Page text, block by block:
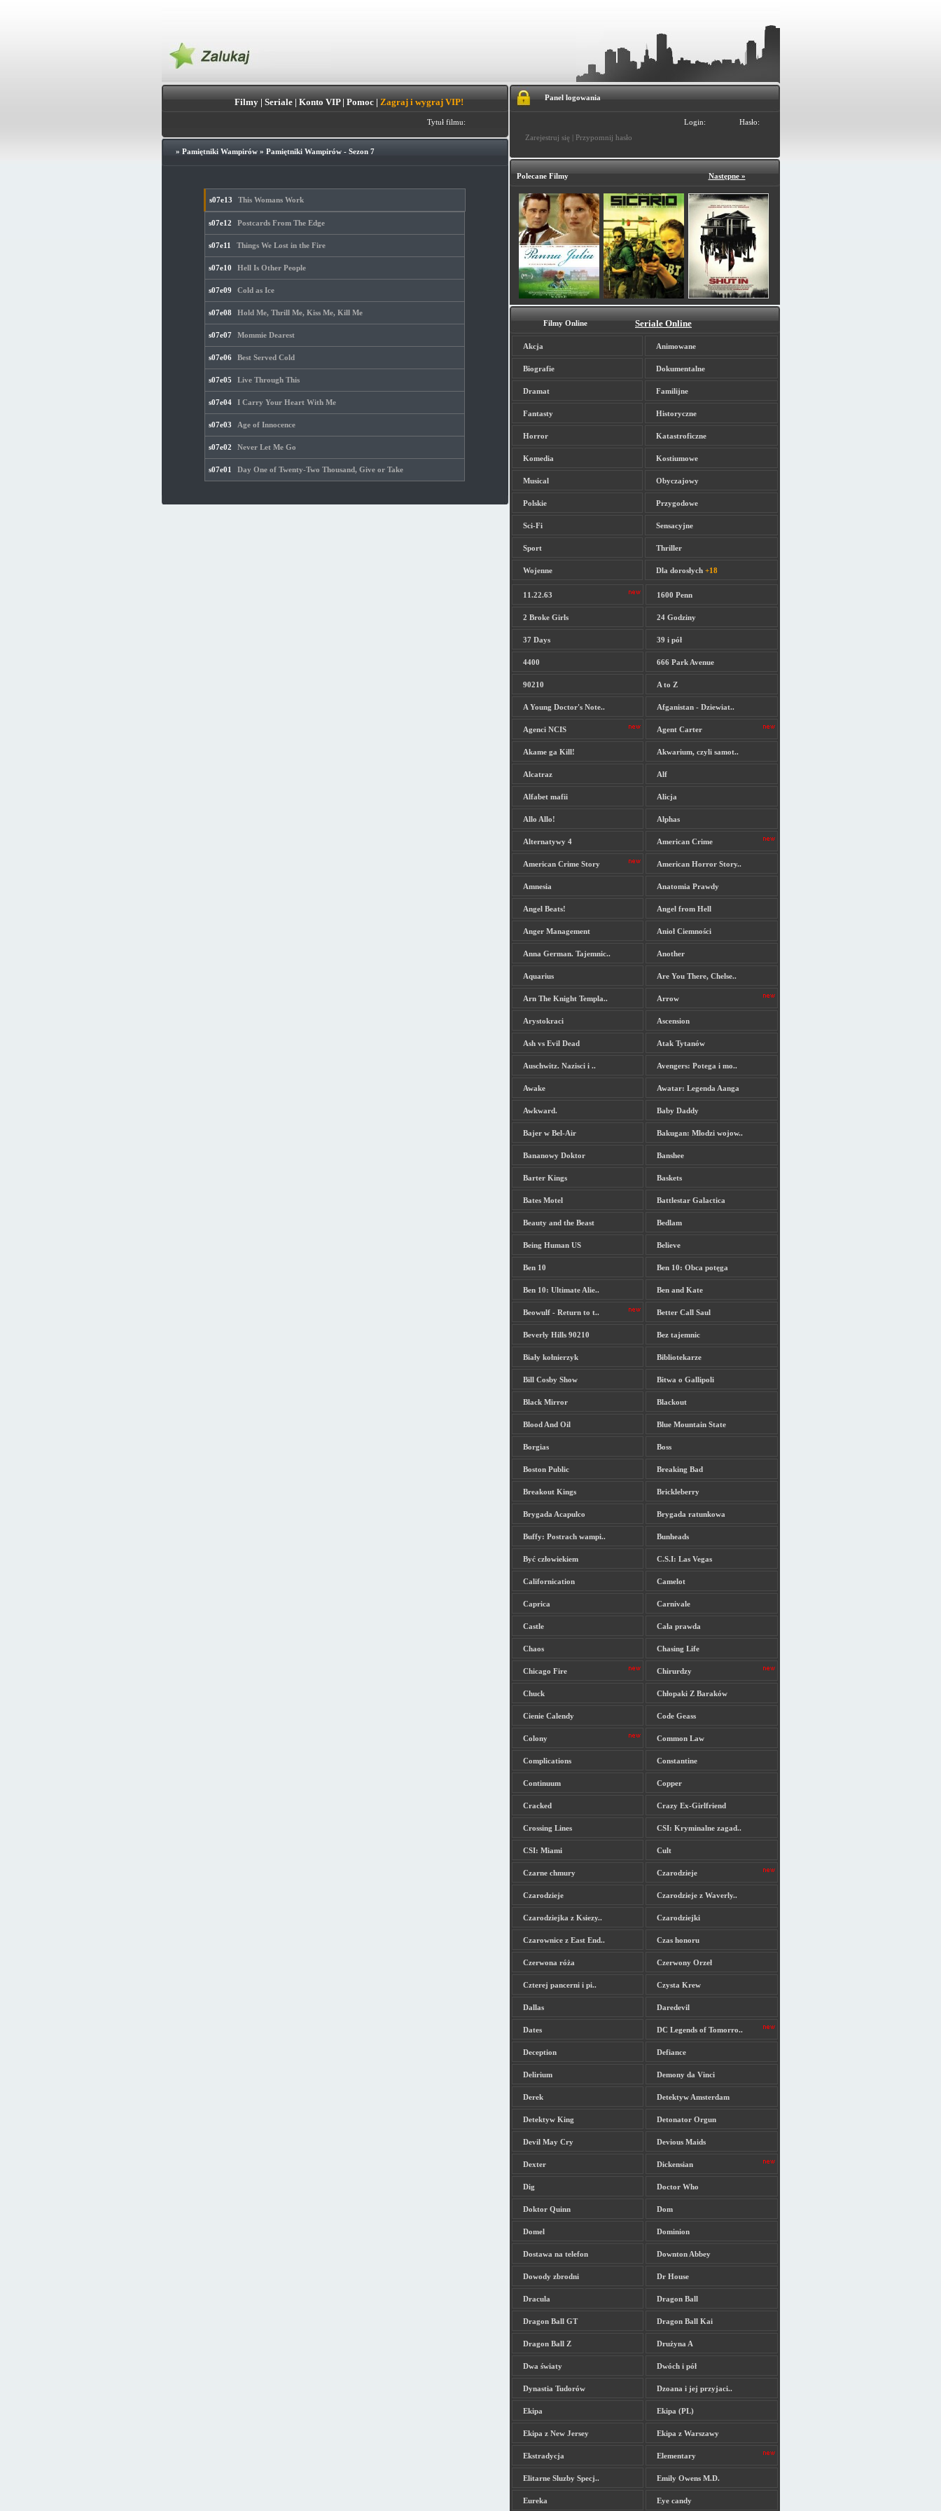
Filmy| Seriale| Konto VIP| Pomoc| Zagraj i wygraj VIP!
Tytuł filmu:
» Pamiętniki Wampirów» Pamiętniki Wampirów - Sezon 7
s07e13 This Womans Work
s07e12 Postcards From The Edge
s07e11 Things We Lost in the Fire
s07e10 Hell Is Other People
s07e09 Cold as Ice
s07e08 Hold Me, Thrill Me, Kiss Me, Kill Me
s07e07 Mommie Dearest
s07e06 Best Served Cold
s07e05 Live Through This
s07e04 I Carry Your Heart With Me
s07e03 Age of Innocence
s07e02 Never Let Me Go
s07e01 Day One of Twenty-Two Thousand, Give or Take
Panel logowania
Login:
Hasło:
Zarejestruj się | Przypomnij hasło
Polecane Filmy Następne »
Filmy Online Seriale Online
Akcja Animowane
Biografie Dokumentalne
Dramat Familijne
Fantasty Historyczne
Horror Katastroficzne
Komedia Kostiumowe
Musical Obyczajowy
Polskie Przygodowe
Sci-Fi Sensacyjne
Sport Thriller
Wojenne Dla dorosłych +18
11.22.63 1600 Penn
2 Broke Girls 24 Godziny
37 Days 39 i pół
4400 666 Park Avenue
90210 A to Z
A Young Doctor's Note.. Afganistan - Dziewiat..
Agenci NCIS Agent Carter
Akame ga Kill! Akwarium, czyli samot..
Alcatraz Alf
Alfabet mafii Alicja
Allo Allo! Alphas
Alternatywy 4 American Crime
American Crime Story American Horror Story..
Amnesia Anatomia Prawdy
Angel Beats! Angel from Hell
Anger Management Anioł Ciemności
Anna German. Tajemnic.. Another
Aquarius Are You There, Chelse..
Arn The Knight Templa.. Arrow
Arystokraci Ascension
Ash vs Evil Dead Atak Tytanów
Auschwitz. Nazisci i .. Avengers: Potega i mo..
Awake Awatar: Legenda Aanga
Awkward. Baby Daddy
Bajer w Bel-Air Bakugan: Mlodzi wojow..
Bananowy Doktor Banshee
Barter Kings Baskets
Bates Motel Battlestar Galactica
Beauty and the Beast Bedlam
Being Human US Believe
Ben 10 Ben 10: Obca potęga
Ben 10: Ultimate Alie.. Ben and Kate
Beowulf - Return to t.. Better Call Saul
Beverly Hills 90210 Bez tajemnic
Biały kołnierzyk Bibliotekarze
Bill Cosby Show Bitwa o Gallipoli
Black Mirror Blackout
Blood And Oil Blue Mountain State
Borgias Boss
Boston Public Breaking Bad
Breakout Kings Brickleberry
Brygada Acapulco Brygada ratunkowa
Buffy: Postrach wampi.. Bunheads
Być człowiekiem C.S.I: Las Vegas
Californication Camelot
Caprica Carnivale
Castle Cała prawda
Chaos Chasing Life
Chicago Fire Chirurdzy
Chuck Chłopaki Z Baraków
Cienie Calendy Code Geass
Colony Common Law
Complications Constantine
Continuum Copper
Cracked Crazy Ex-Girlfriend
Crossing Lines CSI: Kryminalne zagad..
CSI: Miami Cult
Czarne chmury Czarodzieje
Czarodzieje Czarodzieje z Waverly..
Czarodziejka z Ksiezy.. Czarodziejki
Czarownice z East End.. Czas honoru
Czerwona róża Czerwony Orzeł
Czterej pancerni i pi.. Czysta Krew
Dallas Daredevil
Dates DC Legends of Tomorro..
Deception Defiance
Delirium Demony da Vinci
Derek Detektyw Amsterdam
Detektyw King Detonator Orgun
Devil May Cry Devious Maids
Dexter Dickensian
Dig Doctor Who
Doktor Quinn Dom
Domel Dominion
Dostawa na telefon Downton Abbey
Dowody zbrodni Dr House
Dracula Dragon Ball
Dragon Ball GT Dragon Ball Kai
Dragon Ball Z Drużyna A
Dwa światy Dwóch i pół
Dynastia Tudorów Dzoana i jej przyjaci..
Ekipa Ekipa (PL)
Ekipa z New Jersey Ekipa z Warszawy
Ekstradycja Elementary
Elitarne Sluzby Specj.. Emily Owens M.D.
Eureka Eye candy